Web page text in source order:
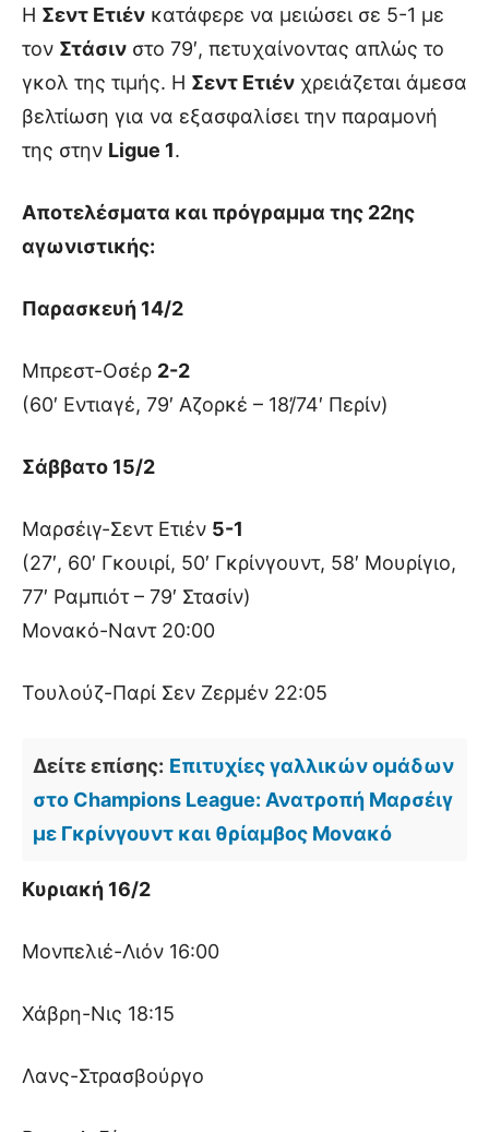
Η Σεντ Ετιέν κατάφερε να μειώσει σε 5-1 με
τον Στάσιν στο 79′, πετυχαίνοντας απλώς το
γκολ της τιμής. Η Σεντ Ετιέν χρειάζεται άμεσα
βελτίωση για να εξασφαλίσει την παραμονή
της στην Ligue 1.
Αποτελέσματα και πρόγραμμα της 22ης
αγωνιστικής:
Παρασκευή 14/2
Μπρεστ-Οσέρ 2-2
(60′ Εντιαγέ, 79′ Αζορκέ – 18’/74′ Περίν)
Σάββατο 15/2
Μαρσέιγ-Σεντ Ετιέν 5-1
(27′, 60′ Γκουιρί, 50′ Γκρίνγουντ, 58′ Μουρίγιο,
77′ Ραμπιότ – 79′ Στασίν)
Μονακό-Ναντ 20:00
Τουλούζ-Παρί Σεν Ζερμέν 22:05
Δείτε επίσης: Επιτυχίες γαλλικών ομάδων
στο Champions League: Ανατροπή Μαρσέιγ
με Γκρίνγουντ και θρίαμβος Μονακό
Κυριακή 16/2
Μονπελιέ-Λιόν 16:00
Χάβρη-Νις 18:15
Λανς-Στρασβούργο